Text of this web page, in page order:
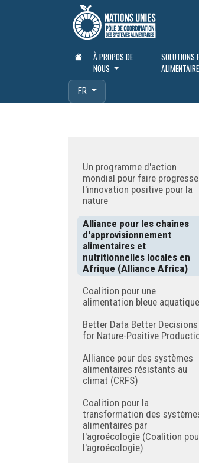
À PROPOS DE
NOUS
SOLUTIONS
FR
Un programme d'action
mondial pour faire
l'innovation positive pour la
nature
Alliance pour les chaînes
d'approvisionnement
alimentaires et
nutritionnelles locales en
Afrique (Alliance Africa)
Coalition pour une
alimentation bleue aquatique
Better Data Better Decisions
for Nature-Positive
Alliance pour des systèmes
alimentaires résistants au
climat (CRFS)
Coalition pour la
transformation des
alimentaires par
l'agroécologie (Coalition
l'agroécologie)